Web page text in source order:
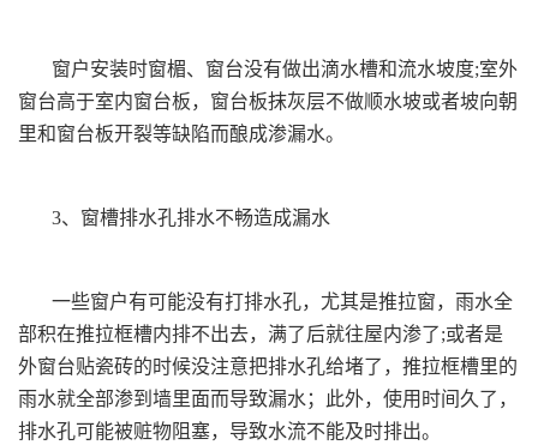
窗户安装时窗楣、窗台没有做出滴水槽和流水坡度;室外
窗台高于室内窗台板，窗台板抹灰层不做顺水坡或者坡向朝
里和窗台板开裂等缺陷而酿成渗漏水。
3、窗槽排水孔排水不畅造成漏水
一些窗户有可能没有打排水孔，尤其是推拉窗，雨水全
部积在推拉框槽内排不出去，满了后就往屋内渗了;或者是
外窗台贴瓷砖的时候没注意把排水孔给堵了，推拉框槽里的
雨水就全部渗到墙里面而导致漏水；此外，使用时间久了，
排水孔可能被赃物阻塞，导致水流不能及时排出。